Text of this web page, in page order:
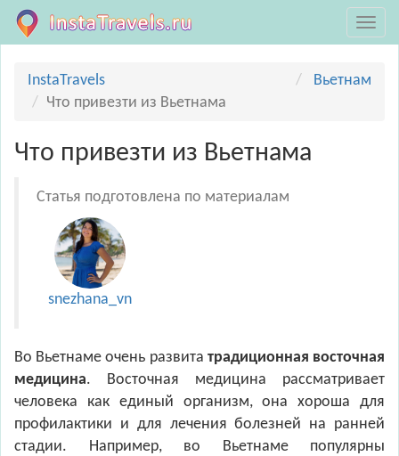
InstaTravels
Вьетнам
Что привезти из Вьетнама
Что привезти из Вьетнама
Статья подготовлена по материалам
snezhana_vn
Во Вьетнаме очень развита традиционная восточная
медицина. Восточная медицина рассматривает
человека как единый организм, она хороша для
профилактики и для лечения болезней на ранней
стадии. Например, во Вьетнаме популярны